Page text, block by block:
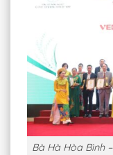
Bà Hà Hòa Bình